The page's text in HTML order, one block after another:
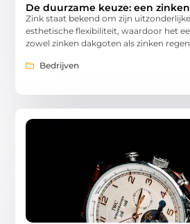
De duurzame keuze: een
Zink staat bekend om zijn
esthetische flexibiliteit, waardoor het
zowel zinken dakgoten als zinken
Bedrijven